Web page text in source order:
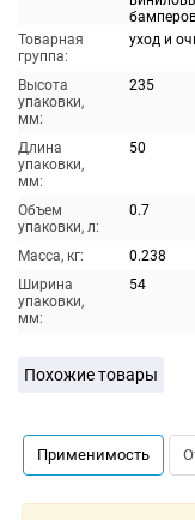
Товарная
группа:
уход и
Высота
упаковки,
мм:
235
Длина
упаковки,
мм:
50
Объем
упаковки, л:
0.7
Масса, кг:
0.238
Ширина
упаковки,
мм:
54
Похожие товары
Применимость